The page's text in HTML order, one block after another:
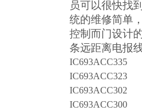
员可以很快找
统的维修简单
控制而门设计
条远距离电报
IC693ACC335
IC693ACC323
IC693ACC302
IC693ACC300